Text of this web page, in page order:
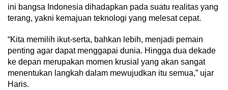
ini bangsa Indonesia dihadapkan pada suatu realitas yang
terang, yakni kemajuan teknologi yang melesat cepat.
“Kita memilih ikut-serta, bahkan lebih, menjadi pemain
penting agar dapat menggapai dunia. Hingga dua dekade
ke depan merupakan momen krusial yang akan sangat
menentukan langkah dalam mewujudkan itu semua,” ujar
Haris.